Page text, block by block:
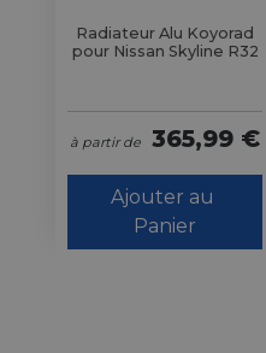
Radiateur Alu Koyorad
pour Nissan Skyline R32
à partir de 365,99 €
Ajouter au
Panier